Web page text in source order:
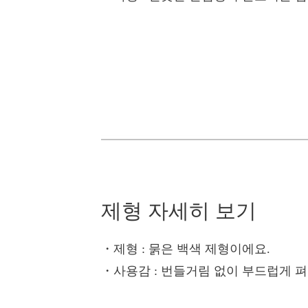
제형 자세히 보기
・제형 : 묽은 백색 제형이에요.
・사용감 : 번들거림 없이 부드럽게